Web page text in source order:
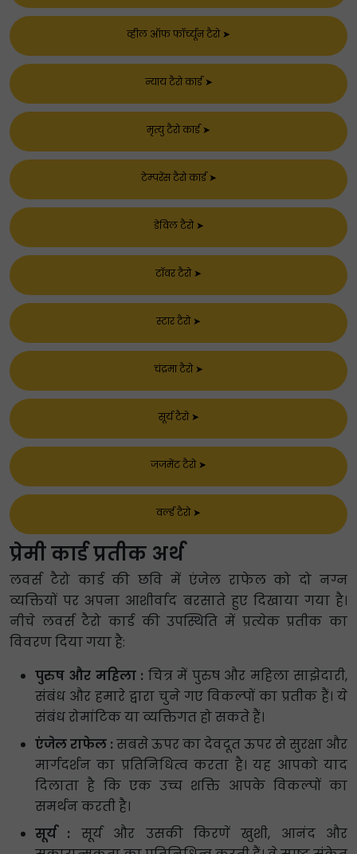
व्हील ऑफ फॉर्च्यून टैरो➤
न्याय टैरो कार्ड➤
मृत्यु टैरो कार्ड➤
टेम्परेंस टैरो कार्ड➤
डेविल टैरो➤
टॉवर टैरो➤
स्टार टैरो➤
चंद्रमा टैरो➤
सूर्य टैरो➤
जजमेंट टैरो➤
वर्ल्ड टैरो➤
प्रेमी कार्ड प्रतीक अर्थ
लवर्स टैरो कार्ड की छवि में एंजेल राफेल को दो नग्न
व्यक्तियों पर अपना आशीर्वाद बरसाते हुए दिखाया गया है।
नीचे लवर्स टैरो कार्ड की उपस्थिति में प्रत्येक प्रतीक का
विवरण दिया गया है:
पुरुष और महिला : चित्र में पुरुष और महिला साझेदारी,
संबंध और हमारे द्वारा चुने गए विकल्पों का प्रतीक हैं। ये
संबंध रोमांटिक या व्यक्तिगत हो सकते हैं।
एंजेल राफेल : सबसे ऊपर का देवदूत ऊपर से सुरक्षा और
मार्गदर्शन का प्रतिनिधित्व करता है। यह आपको याद
दिलाता है कि एक उच्च शक्ति आपके विकल्पों का
समर्थन करती है।
सूर्य : सूर्य और उसकी किरणें खुशी, आनंद और